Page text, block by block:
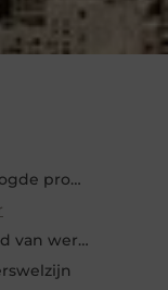
Stressvermindering en verhoogde productiviteit
Voordelen voor de gezondheid van werknemers